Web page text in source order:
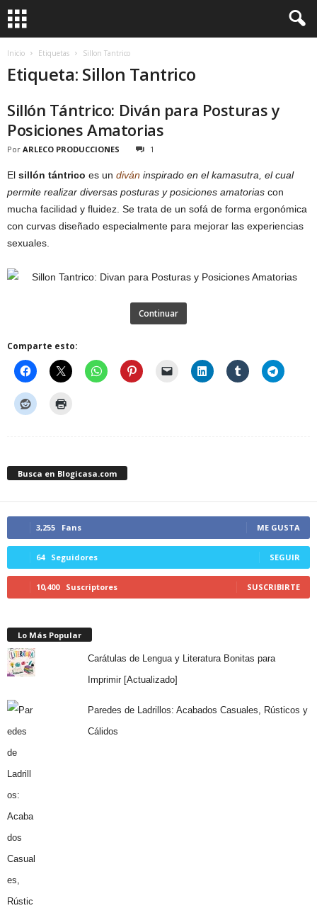
Inicio Etiquetas Sillon Tantrico
Etiqueta: Sillon Tantrico
Sillón Tántrico: Diván para Posturas y
Posiciones Amatorias
Por ARLECO PRODUCCIONES 1
El sillón tántrico es un diván inspirado en el kamasutra, el cual
permite realizar diversas posturas y posiciones amatorias con
mucha facilidad y fluidez. Se trata de un sofá de forma ergonómica
con curvas diseñado especialmente para mejorar las experiencias
sexuales.
Continuar
Comparte esto:
Busca en Blogicasa.com
3,255 Fans ME GUSTA
64 Seguidores SEGUIR
10,400 Suscriptores SUSCRIBIRTE
Lo Más Popular
Carátulas de Lengua y Literatura Bonitas para
Imprimir [Actualizado]
Paredes de Ladrillos: Acabados Casuales, Rústicos y
Cálidos